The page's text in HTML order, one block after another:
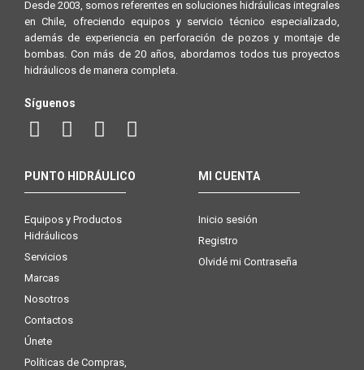
Desde 2003, somos referentes en soluciones hidráulicas integrales
en Chile, ofreciendo equipos y servicio técnico especializado,
además de experiencia en perforación de pozos y montaje de
bombas. Con más de 20 años, abordamos todos tus proyectos
hidráulicos de manera completa.
Síguenos
PUNTO HIDRÁULICO
Equipos y Productos
Hidráulicos
Servicios
Marcas
Nosotros
Contactos
Únete
Políticas de Compras,
MI CUENTA
Inicio sesión
Registro
Olvidé mi Contraseña